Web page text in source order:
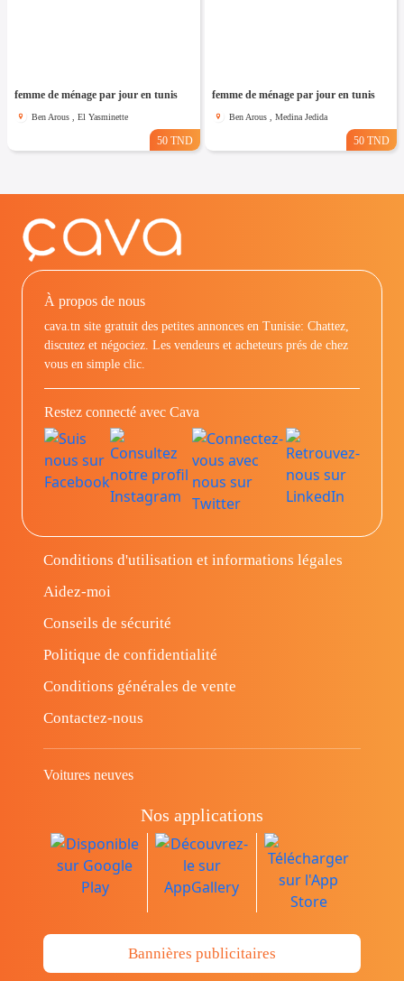
femme de ménage par jour en tunis
Ben Arous , El Yasminette
50 TND
femme de ménage par jour en tunis
Ben Arous , Medina Jedida
50 TND
À propos de nous
cava.tn site gratuit des petites annonces en Tunisie: Chattez,
discutez et négociez. Les vendeurs et acheteurs prés de chez
vous en simple clic.
Restez connecté avec Cava
Conditions d'utilisation et informations légales
Aidez-moi
Conseils de sécurité
Politique de confidentialité
Conditions générales de vente
Contactez-nous
Voitures neuves
Nos applications
Bannières publicitaires